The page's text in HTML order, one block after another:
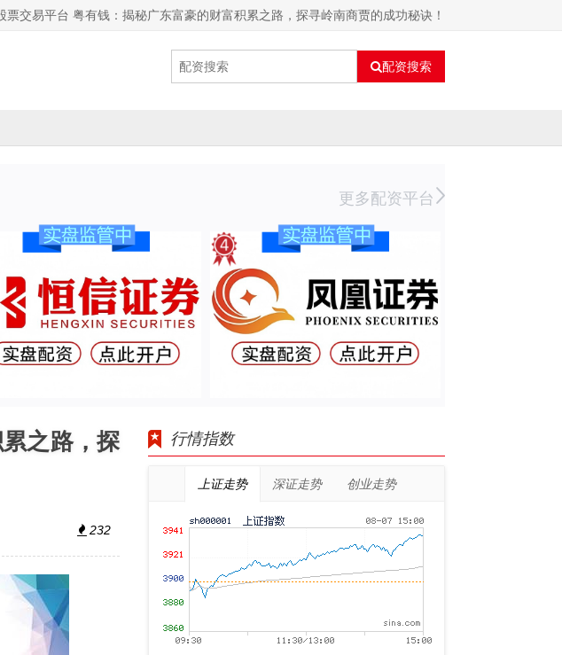
票交易平台 粤有钱：揭秘广东富豪的财富积累之路，探寻岭南商贾的成功秘诀！
配资搜索
更多配资平台
之路，探
232
行情指数
上证走势 深证走势 创业走势